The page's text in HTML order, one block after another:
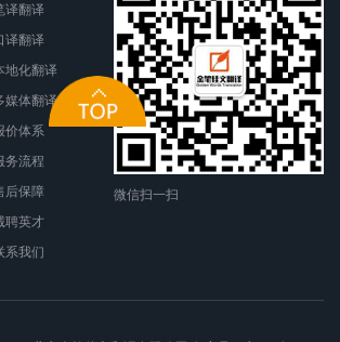
译翻译
译翻译
地化翻译
媒体翻译
价体系
务流程
后保障
聘英才
系我们
微信扫一扫